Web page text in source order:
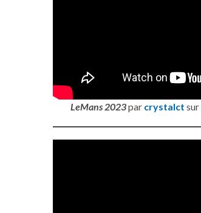
LeMans 2023par crystalct sur